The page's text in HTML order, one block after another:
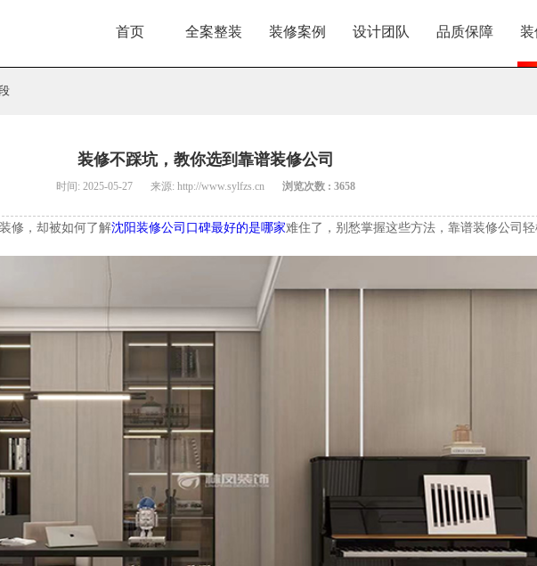
首页 全案整装 装修案例 设计团队 品质保障 装
装修不踩坑，教你选到靠谱装修公司
时间: 2025-05-27 来源: http://www.sylfzs.cn 浏览次数 : 3658
修，却被如何了解沈阳装修公司口碑最好的是哪家难住了，别愁掌握这些方法，靠谱装修公司轻